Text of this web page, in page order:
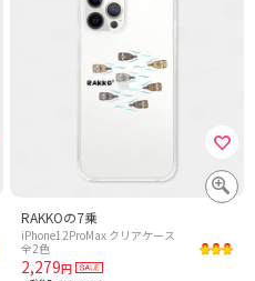
RAKKOの7乗
iPhone12ProMax クリアケース
全2色
2,279円